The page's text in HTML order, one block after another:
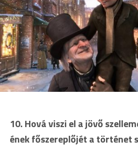
10. Hová viszi el a jövő
ének főszereplőjét a történet